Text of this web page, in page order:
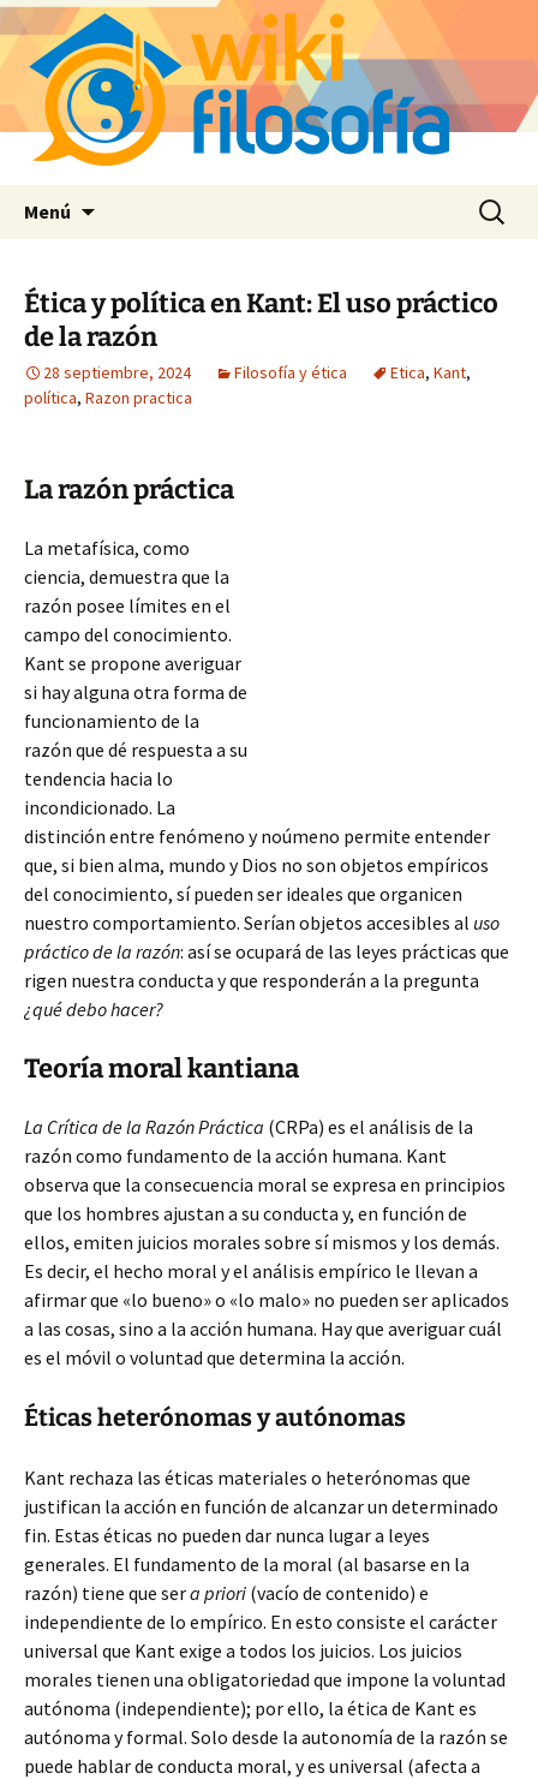
Menú Buscar:
Ética y política en Kant: El uso práctico
de la razón
28 septiembre, 2024 Filosofía y ética Etica, Kant,
política, Razon practica
La razón práctica
La metafísica, como
ciencia, demuestra que la
razón posee límites en el
campo del conocimiento.
Kant se propone averiguar
si hay alguna otra forma de
funcionamiento de la
razón que dé respuesta a su
tendencia hacia lo
incondicionado. La
distinción entre fenómeno y noúmeno permite entender
que, si bien alma, mundo y Dios no son objetos empíricos
del conocimiento, sí pueden ser ideales que organicen
nuestro comportamiento. Serían objetos accesibles al uso
práctico dela razón: así se ocupará de las leyes prácticas que
rigen nuestra conducta y que responderán a la pregunta
¿qué debo hacer?
Teoría moral kantiana
La Crítica de la Razón Práctica (CRPa) es el análisis de la
razón como fundamento de la acción humana. Kant
observa que la consecuencia moral se expresa en principios
que los hombres ajustan a su conducta y, en función de
ellos, emiten juicios morales sobre sí mismos y los demás.
Es decir, el hecho moral y el análisis empírico le llevan a
afirmar que «lo bueno» o «lo malo» no pueden ser aplicados
a las cosas, sino a la acción humana. Hay que averiguar cuál
es el móvil o voluntad que determina la acción.
Éticas heterónomas y autónomas
Kant rechaza las éticas materiales o heterónomas que
justifican la acción en función de alcanzar un determinado
fin. Estas éticas no pueden dar nunca lugar a leyes
generales. El fundamento de la moral (al basarse en la
razón) tiene que sera priori (vacío de contenido) e
independiente de lo empírico. En esto consiste el carácter
universal que Kant exige a todos los juicios. Los juicios
morales tienen una obligatoriedad que impone la voluntad
autónoma (independiente); por ello, la ética de Kant es
autónoma y formal. Solo desde la autonomía de la razón se
puede hablar de conducta moral, y es universal (afecta a